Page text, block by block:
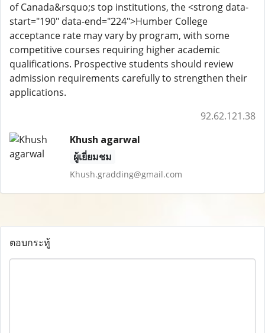
of Canada&rsquo;s top institutions, the <strong data-
start="190" data-end="224">Humber College
acceptance rate may vary by program, with some
competitive courses requiring higher academic
qualifications. Prospective students should review
admission requirements carefully to strengthen their
applications.
92.62.121.38
Khush agarwal
ผู้เยี่ยมชม
Khush.gradding@gmail.com
ตอบกระทู้